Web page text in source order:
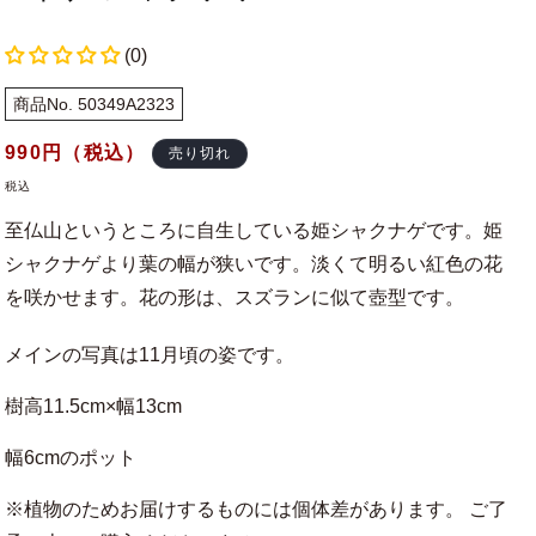
(0)
商品No. 50349A2323
通
常
格
990 円（税込） 売り切れ
税込
至仏山というところに自生している姫シャクナゲです。姫
シャクナゲより葉の幅が狭いです。淡くて明るい紅色の花
を咲かせます。花の形は、スズランに似て壺型です。
メインの写真は11月頃の姿です。
樹高11.5cm×幅13cm
幅6cmのポット
※植物のためお届けするものには個体差があります。 ご了